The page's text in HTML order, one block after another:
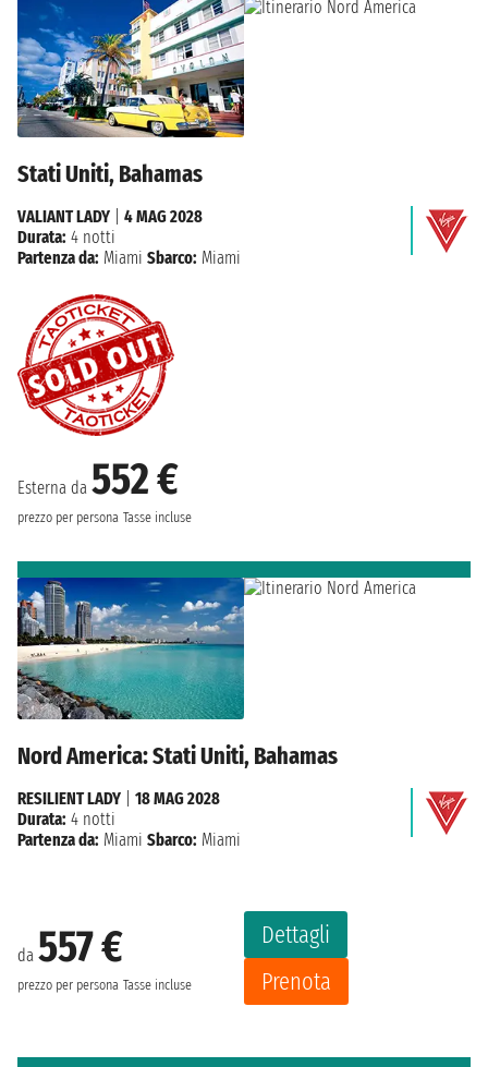
Stati Uniti, Bahamas
Esterna da 552 €
prezzo per persona Tasse incluse
VALIANT LADY
4 MAG 2028
Durata: 4 notti
Partenza da: Miami Sbarco: Miami
Nord America: Stati Uniti, Bahamas
da 557 €
prezzo per persona Tasse incluse
Dettagli
Prenota
RESILIENT LADY
18 MAG 2028
Durata: 4 notti
Partenza da: Miami Sbarco: Miami